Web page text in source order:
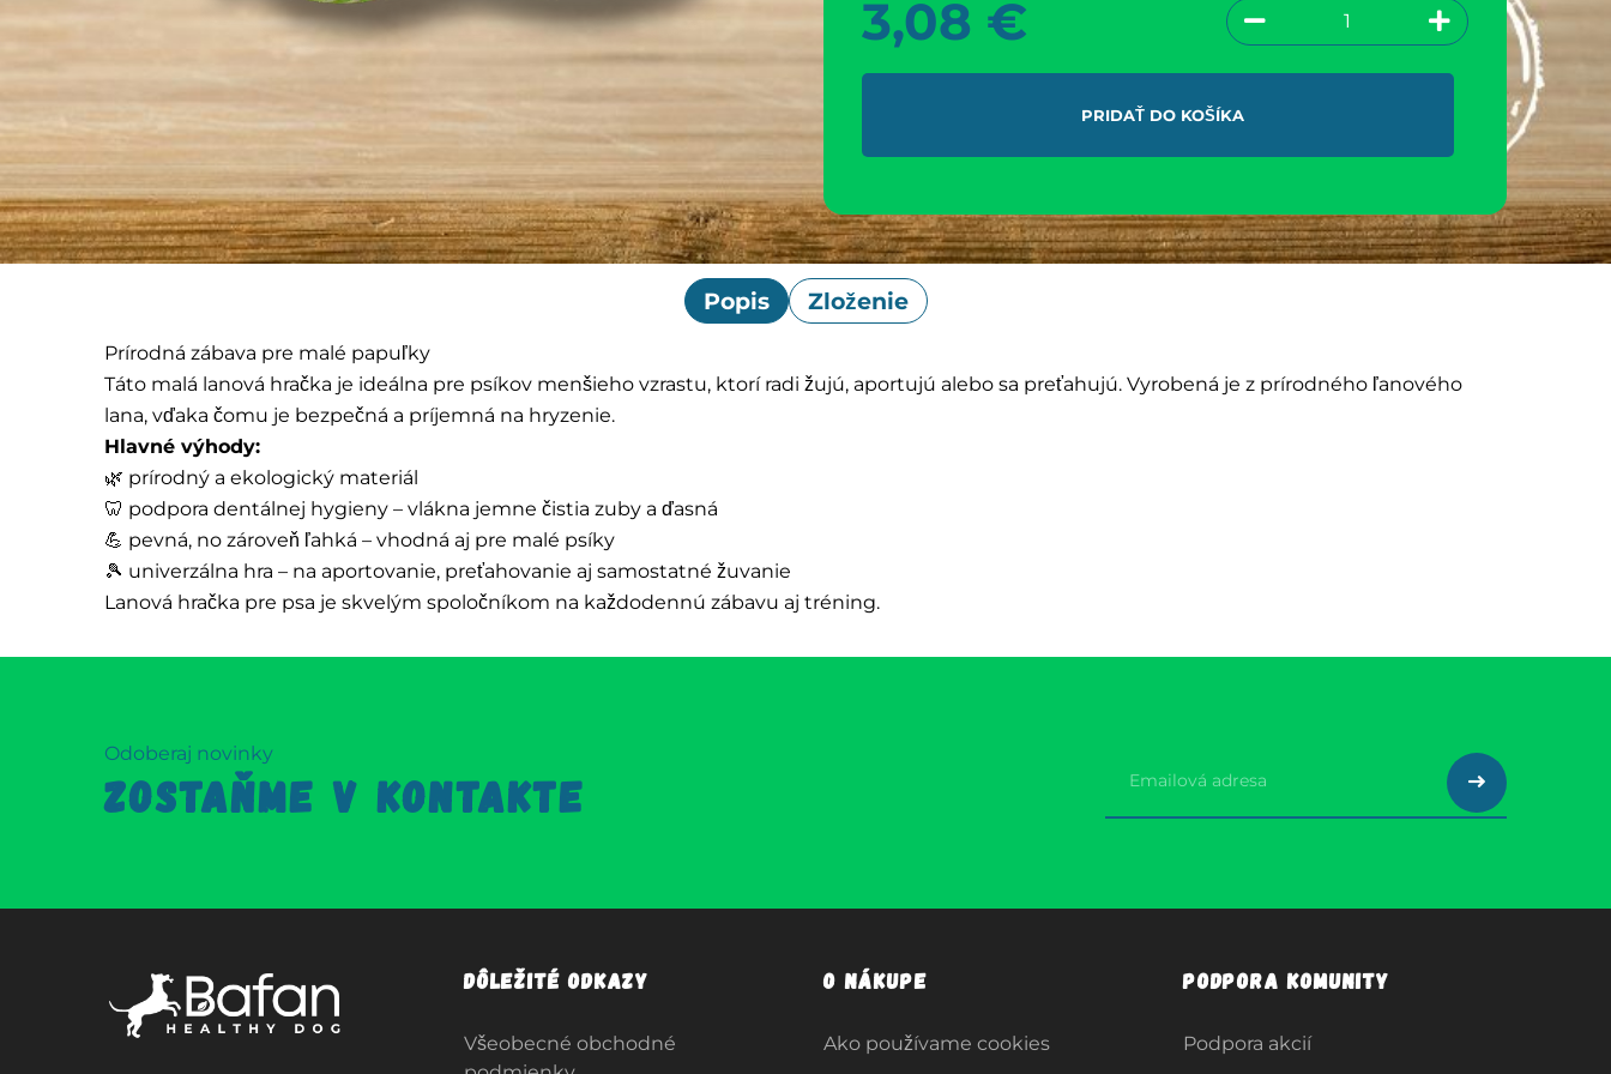
3,08 €
PRIDAŤ DO KOŠÍKA
Popis Zloženie
Prírodná zábava pre malé papuľky
Táto malá lanová hračka je ideálna pre psíkov menšieho vzrastu, ktorí radi žujú, aportujú alebo sa preťahujú. Vyrobená je z prírodného ľanového
lana, vďaka čomu je bezpečná a príjemná na hryzenie.
Hlavné výhody:
🌿 prírodný a ekologický materiál
🦷 podpora dentálnej hygieny – vlákna jemne čistia zuby a ďasná
💪 pevná, no zároveň ľahká – vhodná aj pre malé psíky
🎾 univerzálna hra – na aportovanie, preťahovanie aj samostatné žuvanie
Lanová hračka pre psa je skvelým spoločníkom na každodennú zábavu aj tréning.
Odoberaj novinky
ZOSTAŇME V KONTAKTE
Dôležité odkazy
Všeobecné obchodné
O nákupe
Ako používame cookies
Podpora komunity
Podpora akcií